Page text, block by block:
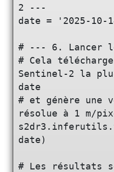
2 ---
date = '2025-10-
# --- 6. Lancer
# Cela
Sentinel-2 la
date
# et génère une
résolue à 1 m/
date)
# Les résultats